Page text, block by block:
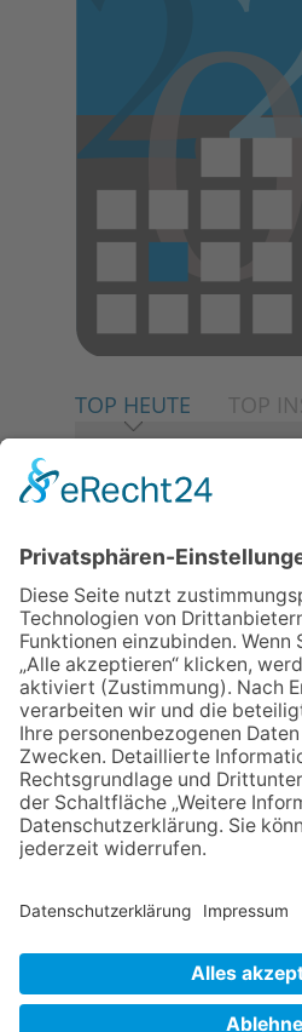
TOP HEUTE TOP
06.08.2026
die
Königstein
06.08.2026
06.08.2026
Schuljahr
30.07.2026
Ganz
Festmeile
NACH
Datenschutz Netiquette